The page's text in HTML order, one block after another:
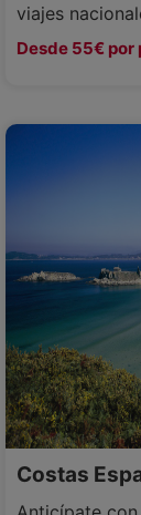
viajes
Desde 55€ por
Costas